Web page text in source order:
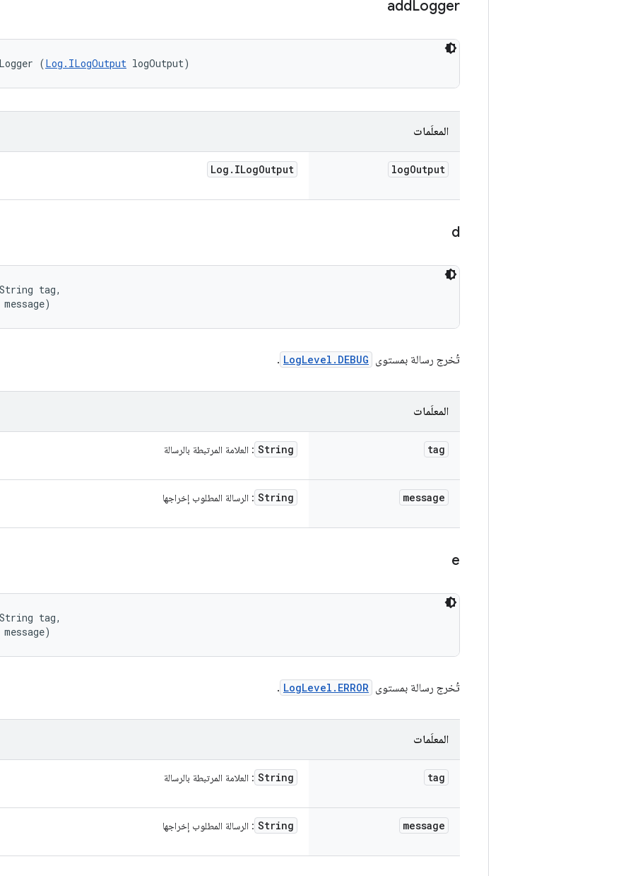
addLogger
(Log.ILogOutput logOutput)
المعلَمات
logOutput
Log . ILogOutput
d
tag,
message)
تُخرج رسالة بمستوى LogLevel.DEBUG
.
المعلَمات
tag
String : العلامة المرتبطة بالرسالة
message
String : الرسالة المطلوب إخراجها
e
tag,
message)
تُخرج رسالة بمستوى LogLevel.ERROR
.
المعلَمات
tag
String : العلامة المرتبطة بالرسالة
message
String : الرسالة المطلوب إخراجها